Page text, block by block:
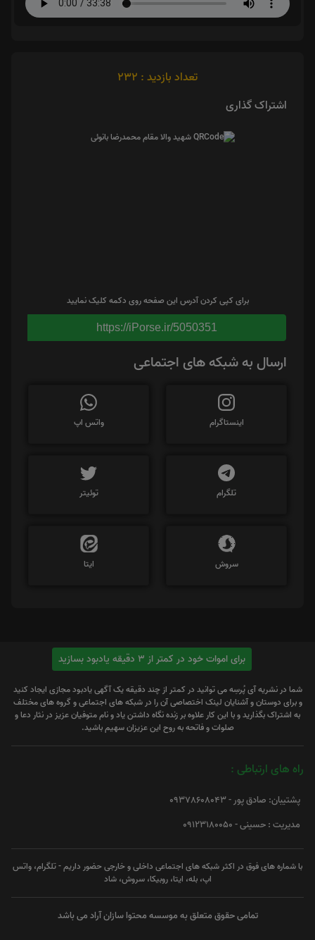
تعداد بازدید : 232
اشتراک گذاری
برای کپی کردن آدرس این صفحه روی دکمه کلیک نمایید
https://iPorse.ir/5050351
ارسال به شبکه های اجتماعی
اینستاگرام واتس اپ
تلگرام توئیتر
سروش ایتا
برای اموات خود در کمتر از 3 دقیقه یادبود بسازید
شما در نشریه آی پُرسِه می توانید در کمتر از چند دقیقه یک آگهی یادبود مجازی ایجاد کنید
و برای دوستان و آشنایان لینک اختصاصی آن را در شبکه های اجتماعی و گروه های مختلف
به اشتراک بگذارید و با این کار علاوه بر زنده نگاه داشتن یاد و نام متوفیان عزیز در نثار دعا و
صلوات و فاتحه به روح این عزیزان سهیم باشید.
راه های ارتباطی :
پشتیبان: صادق پور - 09378608043
مدیریت : حسینی - 09123180050
با شماره های فوق در اکثر شبکه های اجتماعی داخلی و خارجی حضور داریم - تلگرام، واتس
اپ، بله، ایتا، روبیکا، سروش، شاد
تمامی حقوق متعلق به موسسه محتوا سازان آراد می باشد